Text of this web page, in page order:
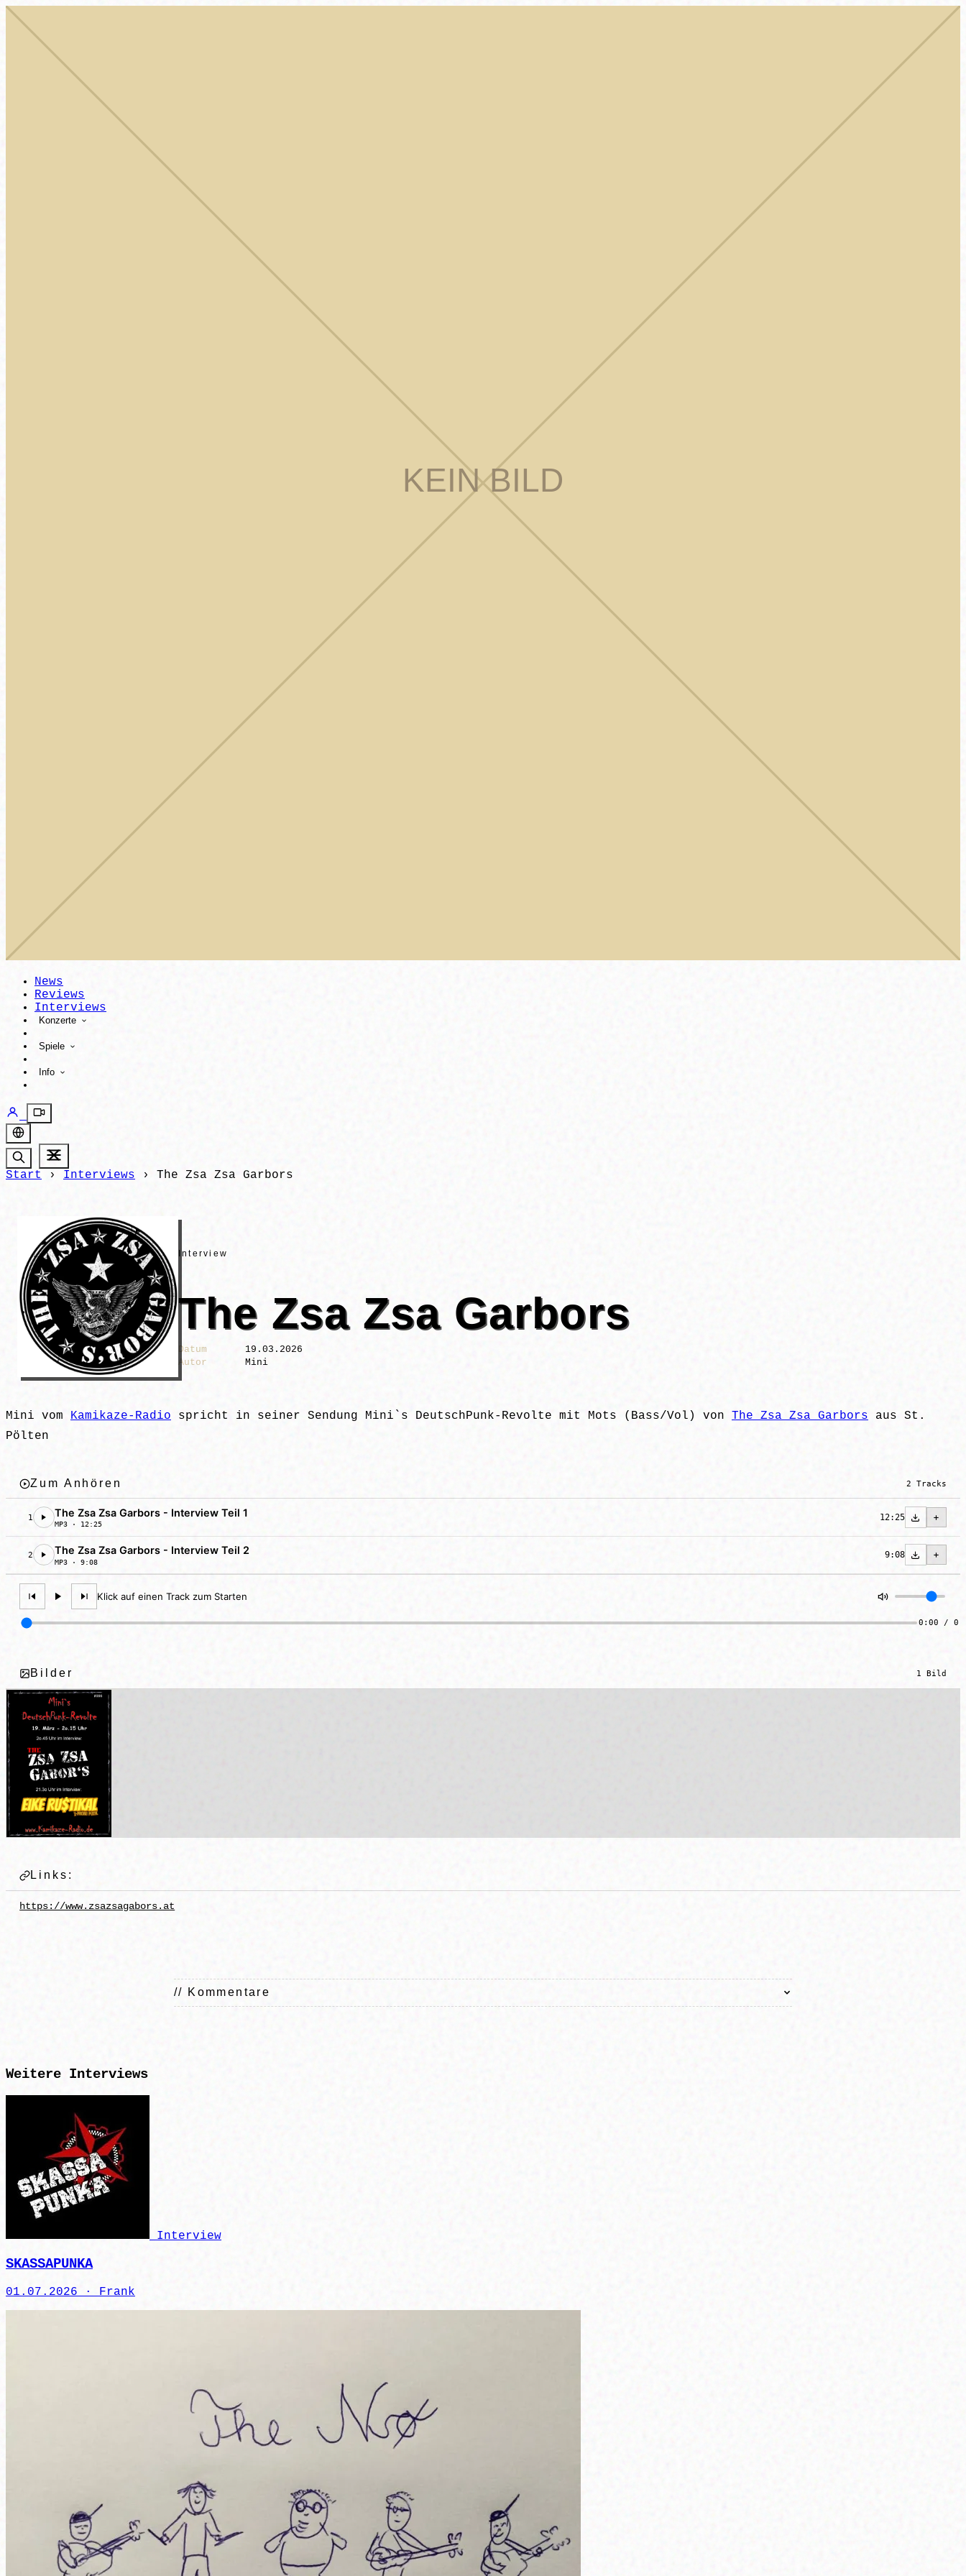
News
Reviews
Interviews
Konzerte
Spiele
Info
Start › Interviews › The Zsa Zsa Garbors
Interview
The Zsa Zsa Garbors
Datum
19.03.2026
Autor
Mini
Mini vom Kamikaze-Radio spricht in seiner Sendung Mini`s DeutschPunk-Revolte mit Mots (Bass/Vol) von The Zsa Zsa Garbors aus St.
Pölten
Zum Anhören 2 Tracks
1 The Zsa Zsa Garbors - Interview Teil 1
MP3 · 12:25
12:25
2 The Zsa Zsa Garbors - Interview Teil 2
MP3 · 9:08
9:08
Klick auf einen Track zum Starten
0:00 /
Bilder 1 Bild
Links:
https://www.zsazsagabors.at
// Kommentare
Weitere Interviews
Interview
SKASSAPUNKA
01.07.2026 · Frank